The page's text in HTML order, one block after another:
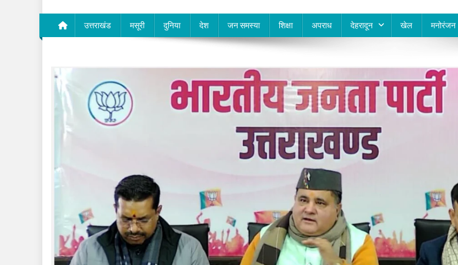
उत्तराखंड मसूरी दुनिया देश जन समस्या शिक्षा अपराध देहरादून खेल मनोरंजन